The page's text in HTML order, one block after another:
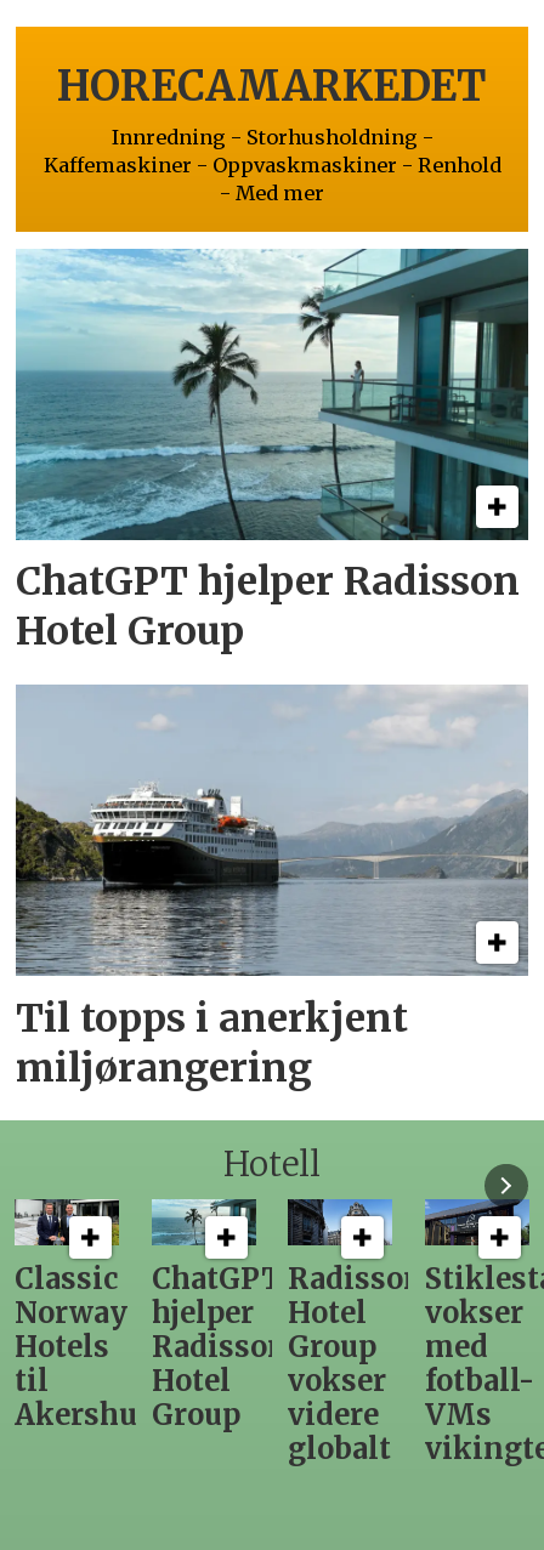
HORECAMARKEDET
Innredning - Storhusholdning -
Kaffemaskiner - Oppvaskmaskiner - Renhold
- Med mer
ChatGPT hjelper Radisson
Hotel Group
Til topps i anerkjent
miljørangering
Hotell
ChatGPT
hjelper
Radisson
Hotel
Group
Radisson
Hotel
Group
vokser
videre
Stiklestad
vokser
med
fotball-
VMs
vikingtematikk
Fra
direktør
til
nytt